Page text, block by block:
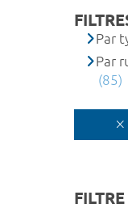
Par
Par
(85)